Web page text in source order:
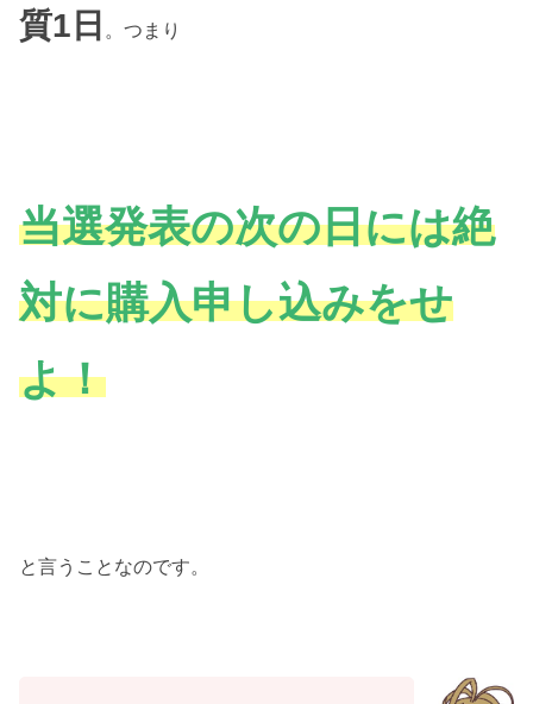
質1日 。つまり
当選発表の次の日には絶
対に購入申し込みをせ
よ！
と言うことなのです。